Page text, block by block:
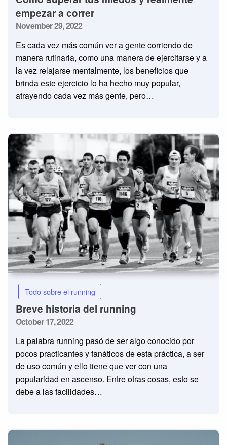
empezar a correr
Posted
November 29, 2022
Es cada vez más común ver a gente corriendo de
manera rutinaria, como una manera de ejercitarse y a
la vez relajarse mentalmente, los beneficios que
brinda este ejercicio lo ha hecho muy popular,
atrayendo cada vez más gente, pero…
Todo sobre el running
Breve historia del running
Posted
October 17, 2022
La palabra running pasó de ser algo conocido por
pocos practicantes y fanáticos de esta práctica, a ser
de uso común y ello tiene que ver con una
popularidad en ascenso. Entre otras cosas, esto se
debe a las facilidades…